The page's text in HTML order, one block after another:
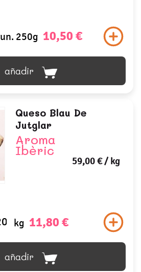
un. 250g 10,50 €
añadir
Queso Blau De
Jutglar
Aroma
Ibèric
59,00 €/ kg
kg 11,80 €
añadir